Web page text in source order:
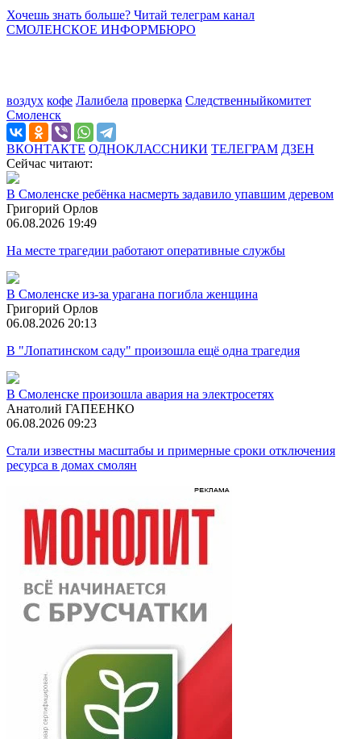
Хочешь знать больше? Читай телеграм канал
СМОЛЕНСКОЕ ИНФОРМБЮРО
воздух кофе Лалибела проверка Следственныйкомитет
Смоленск
ВКОНТАКТЕ ОДНОКЛАССНИКИ ТЕЛЕГРАМ ДЗЕН
Сейчас читают:
В Смоленске ребёнка насмерть задавило упавшим деревом
Григорий Орлов
06.08.2026 19:49
На месте трагедии работают оперативные службы
В Смоленске из-за урагана погибла женщина
Григорий Орлов
06.08.2026 20:13
В "Лопатинском саду" произошла ещё одна трагедия
В Смоленске произошла авария на электросетях
Анатолий ГАПЕЕНКО
06.08.2026 09:23
Стали известны масштабы и примерные сроки отключения
ресурса в домах смолян